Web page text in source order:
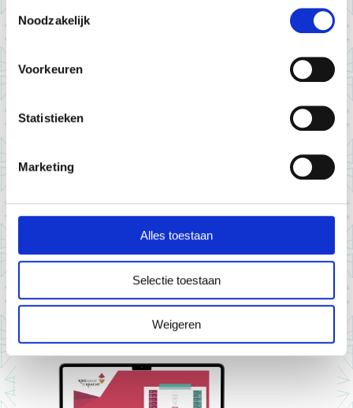
Noodzakelijk
Voorkeuren
Statistieken
Marketing
Alles toestaan
Selectie toestaan
Weigeren
GEDRUKT BOEK
Een op maat gedrukt Human Design Boek van
55+ PDF pagina’s.
€150,00 incl. BTW
Bestellen